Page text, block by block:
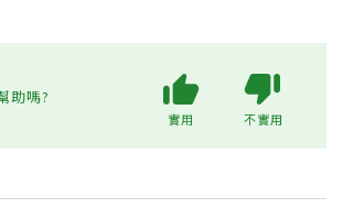
助嗎?
實用 不實用